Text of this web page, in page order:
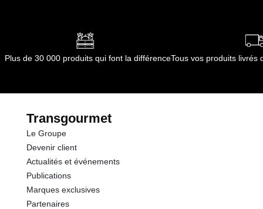
Opérations
Glucides
Sel
Plus de 30 000 produits qui font la différenceTous vos produits livrés
Transgourmet
Le Groupe
Devenir client
Actualités et événements
Publications
Marques exclusives
Partenaires